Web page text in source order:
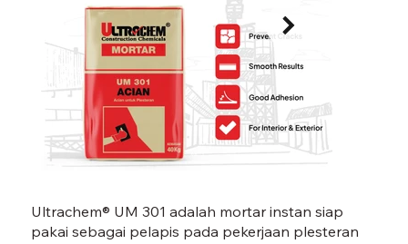
UM 301-07.jpg
Ultrachem® UM 301 adalah mortar instan siap
pakai sebagai pelapis pada pekerjaan plesteran